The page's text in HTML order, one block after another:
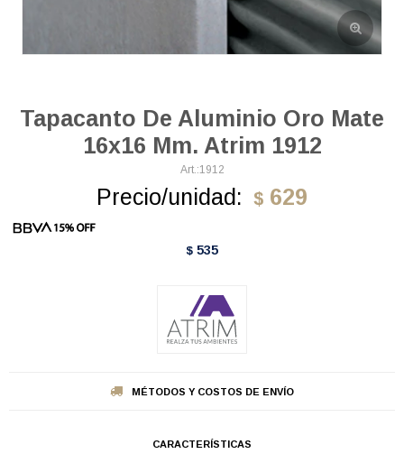
Tapacanto De Aluminio Oro Mate
16x16 Mm. Atrim 1912
1912
Precio/unidad: $ 629
$ 535
MÉTODOS Y COSTOS DE ENVÍO
CARACTERÍSTICAS